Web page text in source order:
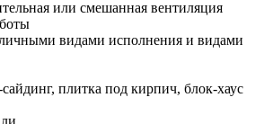
или смешанная вентиляция
видами исполнения и видами
плитка под кирпич, блок-хаус